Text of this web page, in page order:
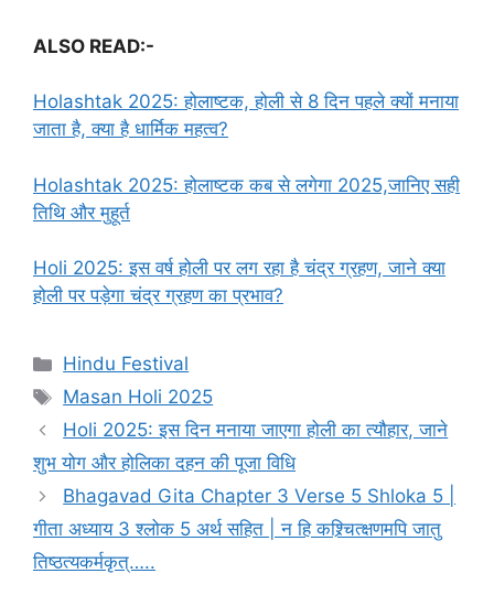
ALSO READ:-
Holashtak 2025: होलाष्टक, होली से 8 दिन पहले क्यों मनाया
जाता है, क्या है धार्मिक महत्व?
Holashtak 2025: होलाष्टक कब से लगेगा 2025,जानिए सही
तिथि और मुहूर्त
Holi 2025: इस वर्ष होली पर लग रहा है चंद्र ग्रहण, जाने क्या
होली पर पड़ेगा चंद्र ग्रहण का प्रभाव?
C
a
e
g
o
r
i
Hindu Festival
T
a
g
s
Masan Holi 2025
Holi 2025: इस दिन मनाया जाएगा होली का त्यौहार, जाने
शुभ योग और होलिका दहन की पूजा विधि
Bhagavad Gita Chapter 3 Verse 5 Shloka 5 |
गीता अध्याय 3 श्लोक 5 अर्थ सहित | न हि कश्र्चित्क्षणमपि जातु
तिष्ठत्यकर्मकृत्…..